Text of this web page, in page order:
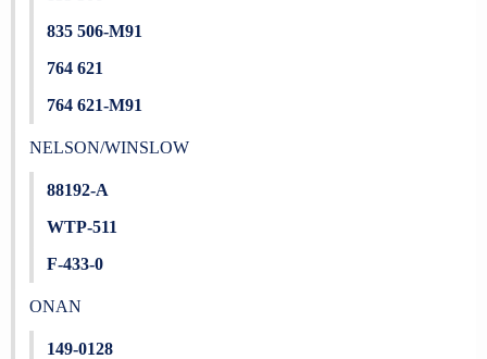
835 506-M91
764 621
764 621-M91
NELSON/WINSLOW
88192-A
WTP-511
F-433-0
ONAN
149-0128